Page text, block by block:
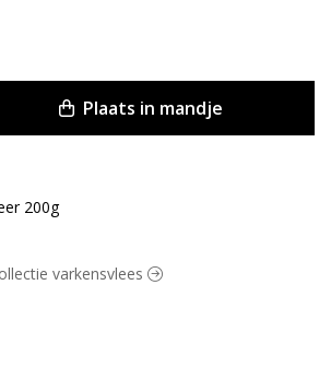
200g
Plaats in mandje
varkensvlees